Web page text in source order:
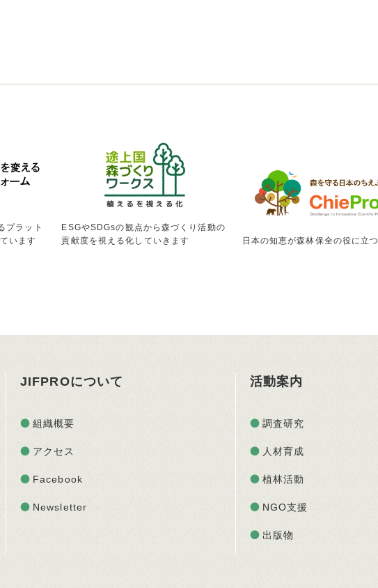
プラット
います
ESGやSDGsの観点から森づくり活動の
貢献度を視える化していきます
日本の知恵が森林保全の役に立つ
JIFPROについて
組織概要
アクセス
Facebook
Newsletter
活動案内
調査研究
人材育成
植林活動
NGO支援
出版物